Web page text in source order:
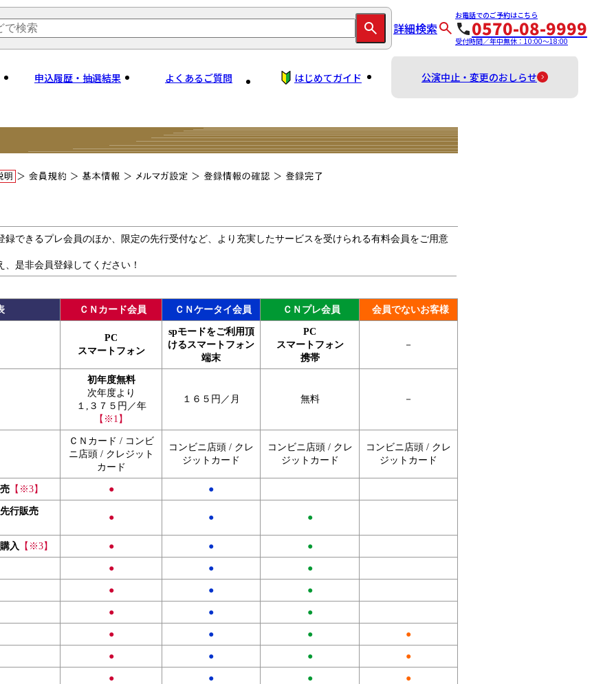
詳細検索
お電話でのご予約はこちら
0570-08-9999
受付時間／年中無休：10:00～18:00
申込履歴・抽選結果 よくあるご質問 はじめてガイド 公演中止・変更のおしらせ
録できるプレ会員のほか、限定の先行受付など、より充実したサービスを受けられる有料会員をご用意
是非会員登録してください！
ＣＮカード会員 ＣＮケータイ会員 ＣＮプレ会員 会員でないお客様
PC
スマートフォン
spモードをご利用頂
けるスマートフォン
端末
PC
スマートフォン
携帯
－
初年度無料
次年度より
１,３７５円／年
【※1】
１６５円／月 無料 －
ＣＮカード / コンビ
ニ店頭 / クレジット
カード
コンビニ店頭 / クレ
ジットカード
コンビニ店頭 / クレ
ジットカード
コンビニ店頭 / クレ
ジットカード
【※3】 ● ●
行販売
● ● ●
入 【※3】 ● ● ●
● ● ●
● ● ●
● ● ●
● ● ● ●
● ● ● ●
● ● ● ●